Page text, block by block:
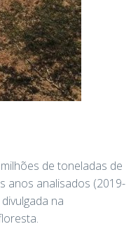
de toneladas de
anos analisados (2019-
na